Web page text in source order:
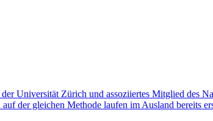
Universität Zürich und assoziiertes Mitglied des
der gleichen Methode laufen im Ausland bereits